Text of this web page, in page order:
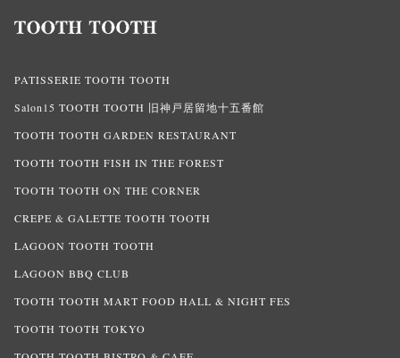
PATISSERIE TOOTH TOOTH
Salon15 TOOTH TOOTH 旧神戸居留地十五番館
TOOTH TOOTH GARDEN RESTAURANT
TOOTH TOOTH FISH IN THE FOREST
TOOTH TOOTH ON THE CORNER
CREPE & GALETTE TOOTH TOOTH
LAGOON TOOTH TOOTH
LAGOON BBQ CLUB
TOOTH TOOTH MART FOOD HALL & NIGHT FES
TOOTH TOOTH TOKYO